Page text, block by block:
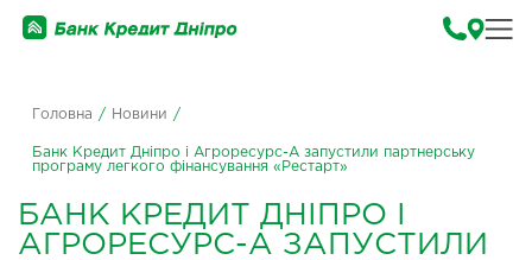
Головна / Новини /
Банк Кредит Дніпро і Агроресурс-А запустили партнерську
програму легкого фінансування «Рестарт»
БАНК КРЕДИТ ДНІПРО І
АГРОРЕСУРС-А ЗАПУСТИЛИ